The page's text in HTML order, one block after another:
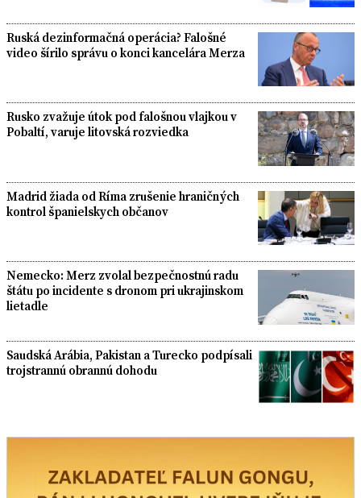
Ruská dezinformačná operácia? Falošné
video šírilo správu o konci kancelára Merza
Rusko zvažuje útok pod falošnou vlajkou v
Pobaltí, varuje litovská rozviedka
Madrid žiada od Ríma zrušenie hraničných
kontrol španielskych občanov
Nemecko: Merz zvolal bezpečnostnú radu
štátu po incidente s dronom pri ukrajinskom
lietadle
Saudská Arábia, Pakistan a Turecko podpísali
trojstrannú obrannú dohodu